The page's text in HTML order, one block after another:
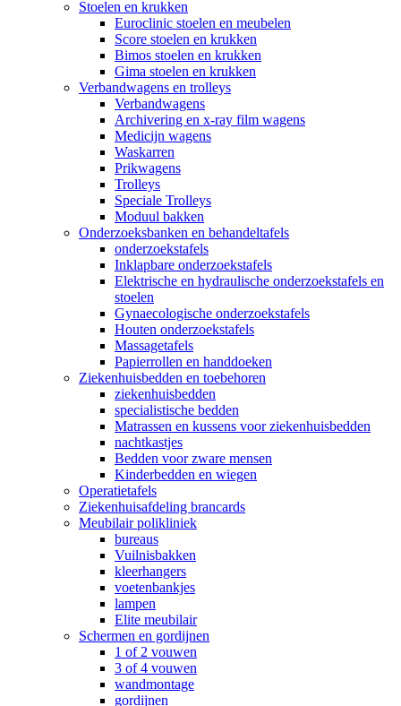
Stoelen en krukken
Euroclinic stoelen en meubelen
Score stoelen en krukken
Bimos stoelen en krukken
Gima stoelen en krukken
Verbandwagens en trolleys
Verbandwagens
Archivering en x-ray film wagens
Medicijn wagens
Waskarren
Prikwagens
Trolleys
Speciale Trolleys
Moduul bakken
Onderzoeksbanken en behandeltafels
onderzoekstafels
Inklapbare onderzoekstafels
Elektrische en hydraulische onderzoekstafels en
stoelen
Gynaecologische onderzoekstafels
Houten onderzoekstafels
Massagetafels
Papierrollen en handdoeken
Ziekenhuisbedden en toebehoren
ziekenhuisbedden
specialistische bedden
Matrassen en kussens voor ziekenhuisbedden
nachtkastjes
Bedden voor zware mensen
Kinderbedden en wiegen
Operatietafels
Ziekenhuisafdeling brancards
Meubilair polikliniek
bureaus
Vuilnisbakken
kleerhangers
voetenbankjes
lampen
Elite meubilair
Schermen en gordijnen
1 of 2 vouwen
3 of 4 vouwen
wandmontage
gordijnen